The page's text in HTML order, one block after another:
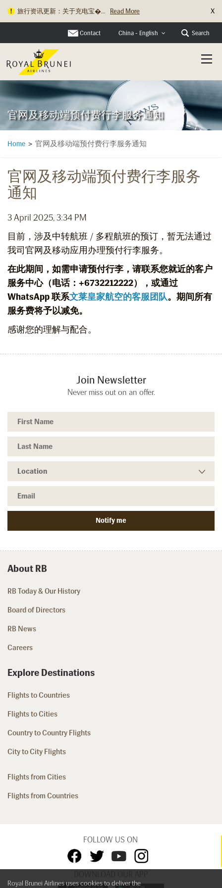
旅行资讯更新：关于充电宝�... Read More X
Contact China - English Search
官网及移动端预付费行李服务通知
Home > 官网及移动端预付费行李服务通知
官网及移动端预付费行李服务
通知
3 April 2025, 3:34 PM
目前，涉及中转航班 / 多程航班的预订，暂无法通过
我司官网及移动应用办理预付行李服务。
在此期间，如需申请预付行李，请联系您就近的客户
服务中心（电话：+6732212222），或通过
WhatsApp 联系文莱皇家航空的客服团队。期间所有
服务费将予以减免。
感谢您的理解与配合。
Join Newsletter
Never miss out on an offer.
About RB
RB Today & Our History
Board of Directors
RB News
Careers
Explore Destinations
Flights to Countries
Flights to Cities
Country to Country Flights
City to City Flights
Flights from Cities
Flights from Countries
FOLLOW US ON
DOWNLOAD OUR APP
Royal Brunei Airlines uses cookies to deliver the